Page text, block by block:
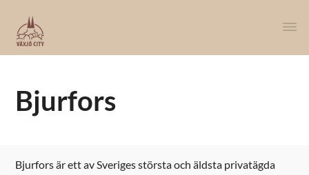
Bjurfors
Bjurfors är ett av Sveriges största och äldsta privatägda